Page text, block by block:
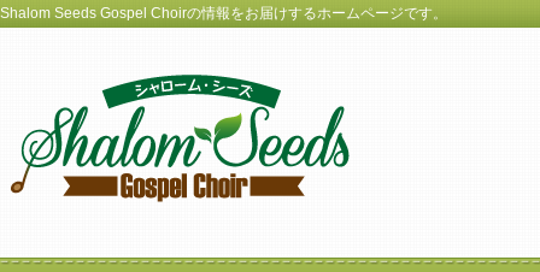
Shalom Seeds Gospel Choirの情報をお届けするホームページです。